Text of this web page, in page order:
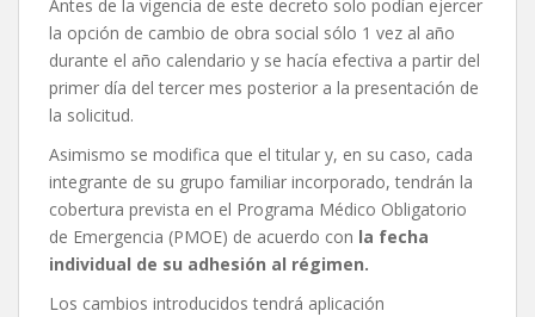
Antes de la vigencia de este decreto solo podían ejercer
la opción de cambio de obra social sólo 1 vez al año
durante el año calendario y se hacía efectiva a partir del
primer día del tercer mes posterior a la presentación de
la solicitud.
Asimismo se modifica que el titular y, en su caso, cada
integrante de su grupo familiar incorporado, tendrán la
cobertura prevista en el Programa Médico Obligatorio
de Emergencia (PMOE) de acuerdo con la fecha
individual de su adhesión al régimen.
Los cambios introducidos tendrá aplicación